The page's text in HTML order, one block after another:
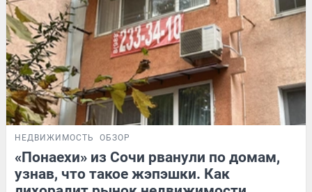
НЕДВИЖИМОСТЬ ОБЗОР
«Понаехи» из Сочи рванули по домам,
узнав, что такое жэпэшки. Как